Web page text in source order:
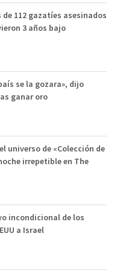
112 gazatíes asesinados
3 años bajo
se la gozara», dijo
ganar oro
universo de «Colección de
irrepetible en The
incondicional de los
a Israel